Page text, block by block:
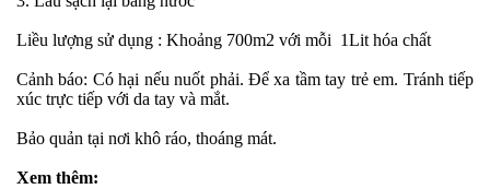
Liều lượng sử dụng : Khoảng 700m2 với mỗi 1Lit hóa chất
Cảnh báo: Có hại nếu nuốt phải. Để xa tầm tay trẻ em. Tránh tiếp
xúc trực tiếp với da tay và mắt.
Bảo quản tại nơi khô ráo, thoáng mát.
Xem thêm: